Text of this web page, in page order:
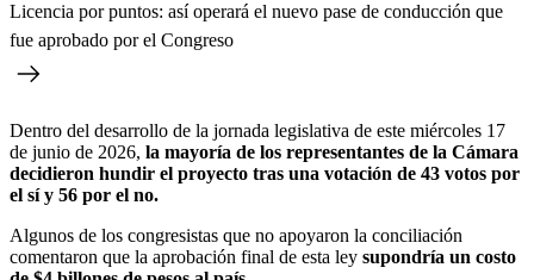
Licencia por puntos: así operará el nuevo pase de conducción que
fue aprobado por el Congreso
Dentro del desarrollo de la jornada legislativa de este miércoles 17
de junio de 2026, la mayoría de los representantes de la Cámara
decidieron hundir el proyecto tras una votación de 43 votos por
el sí y 56 por el no.
Algunos de los congresistas que no apoyaron la conciliación
comentaron que la aprobación final de esta ley supondría un costo